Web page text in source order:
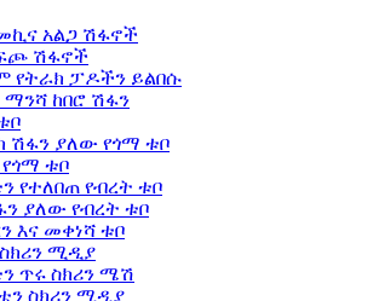
አልጋ ሽፋኖች
ሽፋኖች
የትራክ ፓዶችን ይልበሱ
ማንሻ ከበሮ ሽፋን
ሽፋን ያለው የጎማ ቱቦ
ቱቦ
የተለበጠ የብረት ቱቦ
ያለው የብረት ቱቦ
እና መቀነሻ ቱቦ
ሚዲያ
ጥሩ ስክሪን ሜሽ
ስክሪን ሚዲያ